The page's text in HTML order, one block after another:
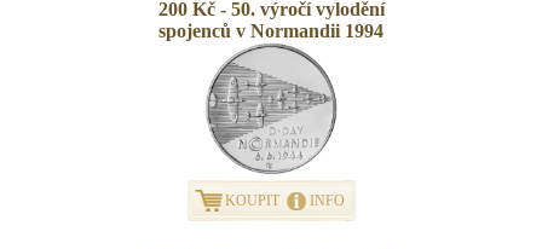
200 Kč - 50. výročí vylodění
spojenců v Normandii 1994
KOUPIT INFO